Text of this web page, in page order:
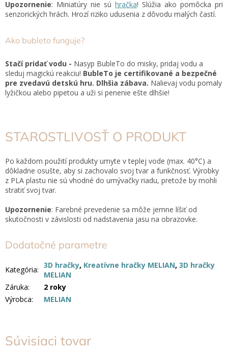
Súvisiaci tovar
Upozornenie: Miniatúry nie sú hračka! Slúžia ako pomôcka pri
senzorických hrách. Hrozí riziko udusenia z dôvodu malých častí.
Ako bubleto funguje?
Stačí pridať vodu - Nasyp BubleTo do misky, pridaj vodu a
sleduj magickú reakciu! BubleTo je certifikované a bezpečné
pre zvedavú detskú hru. Dlhšia zábava. Nalievaj vodu pomaly
lyžičkou alebo pipetou a uži si penenie ešte dlhšie!
STAROSTLIVOSŤ O PRODUKT
Po každom použití produkty umyte v teplej vode (max. 40°C) a
dôkladne osušte, aby si zachovalo svoj tvar a funkčnosť. Výrobky
z PLA plastu nie sú vhodné do umývačky riadu, pretože by mohli
stratiť svoj tvar.
Upozornenie: Farebné prevedenie sa môže jemne líšiť od
skutočnosti v závislosti od nadstavenia jasu na obrazovke.
Dodatočné parametre
Kategória: 3D hračky, Kreatívne hračky MELIAN, 3D hračky
MELIAN
Záruka:
2 roky
Výrobca: MELIAN